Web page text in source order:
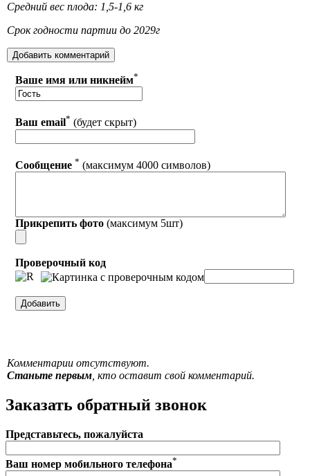
Средний вес плода: 1,5-1,6 кг
Срок годности партии до 2029г
Ваше имя или никнейм*
Ваш email* (будет скрыт)
Сообщение * (максимум 4000 символов)
Прикрепить фото (максимум 5шт)
Проверочный код
Комментарии отсутствуют.
Станьте первым, кто оставит свой комментарий.
Заказать обратный звонок
Представьтесь, пожалуйста
Ваш номер мобильного телефона*